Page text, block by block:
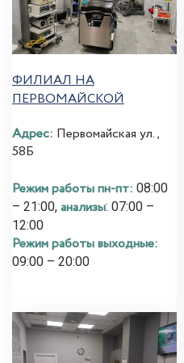
ФИЛИАЛ НА
ПЕРВОМАЙСКОЙ
Адрес: Первомайская ул.,
58Б
Режим работы пн-пт: 08:00
– 21:00, анализы: 07:00 –
12:00
Режим работы выходные:
09:00 – 20:00